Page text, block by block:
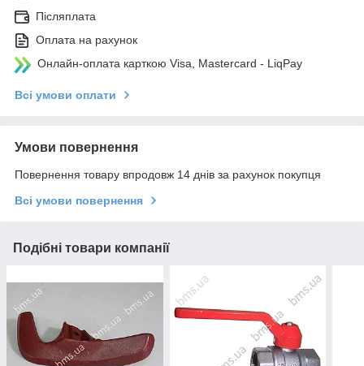
Післяплата
Оплата на рахунок
Онлайн-оплата карткою Visa, Mastercard - LiqPay
Всі умови оплати
Умови повернення
Повернення товару впродовж 14 днів за рахунок покупця
Всі умови повернення
Подібні товари компанії